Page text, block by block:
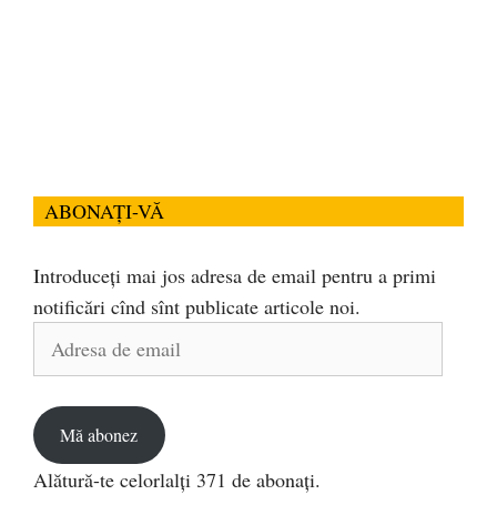
ABONAȚI-VĂ
Introduceți mai jos adresa de email pentru a primi
notificări cînd sînt publicate articole noi.
Adresa
Mă abonez
Alătură-te celorlalți 371 de abonați.